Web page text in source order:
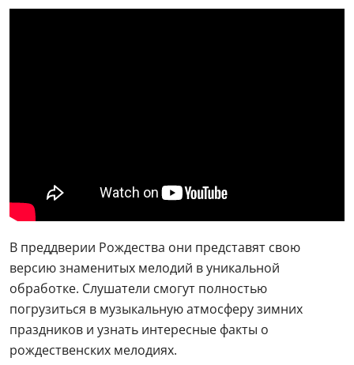
В преддверии Рождества они представят свою
версию знаменитых мелодий в уникальной
обработке. Слушатели смогут полностью
погрузиться в музыкальную атмосферу зимних
праздников и узнать интересные факты о
рождественских мелодиях.